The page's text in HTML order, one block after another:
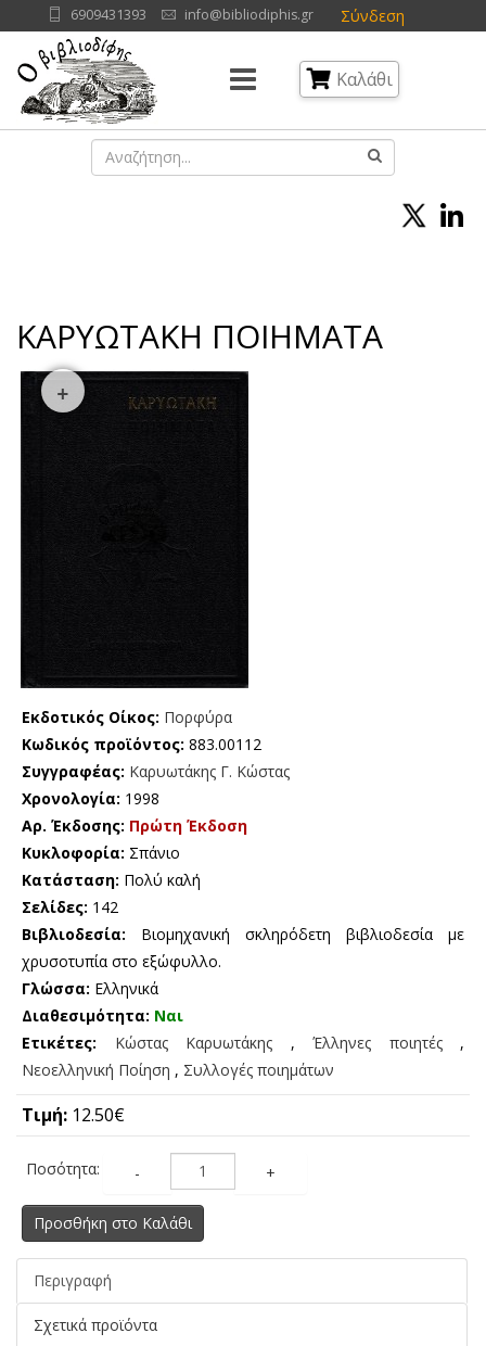
Σύνδεση
6909431393 info@bibliodiphis.gr
Καλάθι
ΚΑΡΥΩΤΑΚΗ ΠΟΙΗΜΑΤΑ
Εκδοτικός Οίκος: Πορφύρα
Κωδικός προϊόντος: 883.00112
Συγγραφέας: Καρυωτάκης Γ. Κώστας
Χρονολογία: 1998
Αρ. Έκδοσης: Πρώτη Έκδοση
Κυκλοφορία: Σπάνιο
Κατάσταση: Πολύ καλή
Σελίδες: 142
Βιβλιοδεσία: Βιομηχανική σκληρόδετη βιβλιοδεσία με
χρυσοτυπία στο εξώφυλλο.
Γλώσσα: Ελληνικά
Διαθεσιμότητα: Ναι
Ετικέτες:
Κώστας Καρυωτάκης , Έλληνες ποιητές,
Νεοελληνική Ποίηση , Συλλογές ποιημάτων
Τιμή: 12.50€
Ποσότητα: - +
Προσθήκη στο Καλάθι
Περιγραφή
Σχετικά προϊόντα
+